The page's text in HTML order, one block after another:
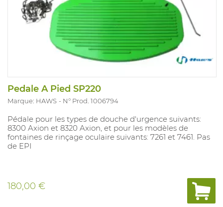
Pedale A Pied SP220
Marque: HAWS N° Prod. 1006794
Pédale pour les types de douche d'urgence suivants:
8300 Axion et 8320 Axion, et pour les modèles de
fontaines de rinçage oculaire suivants: 7261 et 7461. Pas
de EPI
180,00 €